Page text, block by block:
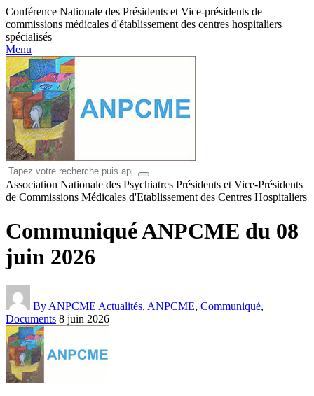
Conférence Nationale des Présidents et Vice-présidents de
commissions médicales d'établissement des centres hospitaliers
spécialisés
Menu
Association Nationale des Psychiatres Présidents et Vice-Présidents
de Commissions Médicales d'Etablissement des Centres Hospitaliers
Communiqué ANPCME du 08
juin 2026
By ANPCME Actualités, ANPCME, Communiqué,
Documents 8 juin 2026